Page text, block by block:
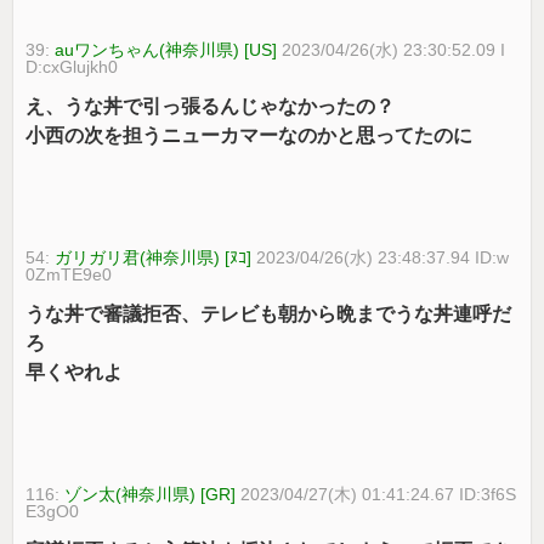
39:auワンちゃん(神奈川県) [US] 2023/04/26(水) 23:30:52.09 I
D:cxGlujkh0
え、うな丼で引っ張るんじゃなかったの？
小西の次を担うニューカマーなのかと思ってたのに
54: ガリガリ君(神奈川県) [ﾇｺ] 2023/04/26(水) 23:48:37.94 ID:w
0ZmTE9e0
うな丼で審議拒否、テレビも朝から晩までうな丼連呼だ
ろ
早くやれよ
116: ゾン太(神奈川県) [GR] 2023/04/27(木) 01:41:24.67 ID:3f6S
E3gO0